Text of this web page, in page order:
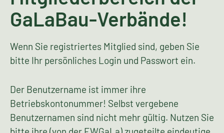
GaLaBau-Verbände!
Wenn Sie registriertes Mitglied sind, geben Sie
bitte Ihr persönliches Login und Passwort ein.
Der Benutzername ist immer ihre
Betriebskontonummer! Selbst vergebene
Benutzernamen sind nicht mehr gültig. Nutzen Sie